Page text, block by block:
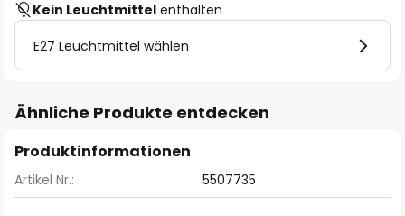
Kein Leuchtmittel enthalten
E27 Leuchtmittel wählen
Ähnliche Produkte entdecken
Produktinformationen
Artikel Nr.: 5507735